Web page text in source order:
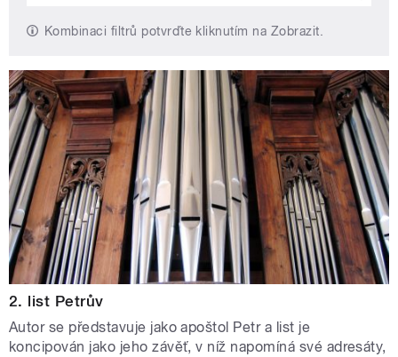
Kombinaci filtrů potvrďte kliknutím na Zobrazit.
2. list Petrův
Autor se představuje jako apoštol Petr a list je
koncipován jako jeho závěť, v níž napomíná své adresáty,